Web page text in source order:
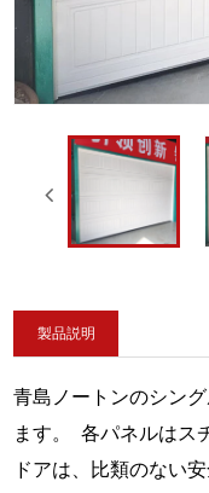
製品説明
青島ノートンのシン
ます。 各パネルはス
ドアは、比類のない